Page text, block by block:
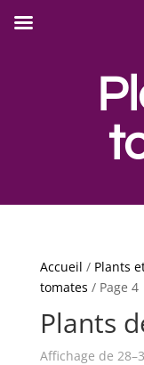
Accueil / Plants
tomates / Page 4
Plants
Affichage de